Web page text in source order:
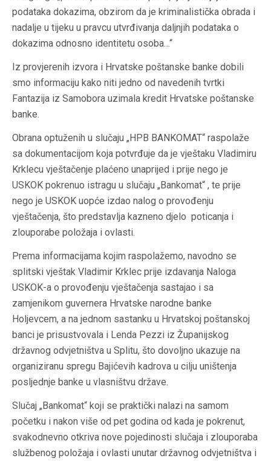
podataka dokazima, obzirom da je kriminalistička obrada i
nadalje u tijeku u pravcu utvrđivanja daljnjih podataka o
dokazima odnosno identitetu osoba…“
Iz provjerenih izvora i Hrvatske poštanske banke dobili
smo informaciju kako niti jedno od navedenih tvrtki
Fantazija iz Samobora uzimala kredit Hrvatske poštanske
banke.
Obrana optuženih u slučaju „HPB BANKOMAT“ raspolaže
sa dokumentacijom koja potvrđuje da je vještaku Vladimiru
Krklecu vještačenje plaćeno unaprijed i prije nego je
USKOK pokrenuo istragu u slučaju „Bankomat“ , te prije
nego je USKOK uopće izdao nalog o provođenju
vještačenja, što predstavlja kazneno djelo poticanja i
zlouporabe položaja i ovlasti.
Prema informacijama kojim raspolažemo, navodno se
splitski vještak Vladimir Krklec prije izdavanja Naloga
USKOK-a o provođenju vještačenja sastajao i sa
zamjenikom guvernera Hrvatske narodne banke
Holjevcem, a na jednom sastanku u Hrvatskoj poštanskoj
banci je prisustvovala i Lenda Pezzi iz Županijskog
državnog odvjetništva u Splitu, što dovoljno ukazuje na
organiziranu spregu Bajićevih kadrova u cilju uništenja
posljednje banke u vlasništvu države.
Slučaj „Bankomat“ koji se praktički nalazi na samom
početku i nakon više od pet godina od kada je pokrenut,
svakodnevno otkriva nove pojedinosti slučaja i zlouporaba
službenog položaja i ovlasti unutar državnog odvjetništva i